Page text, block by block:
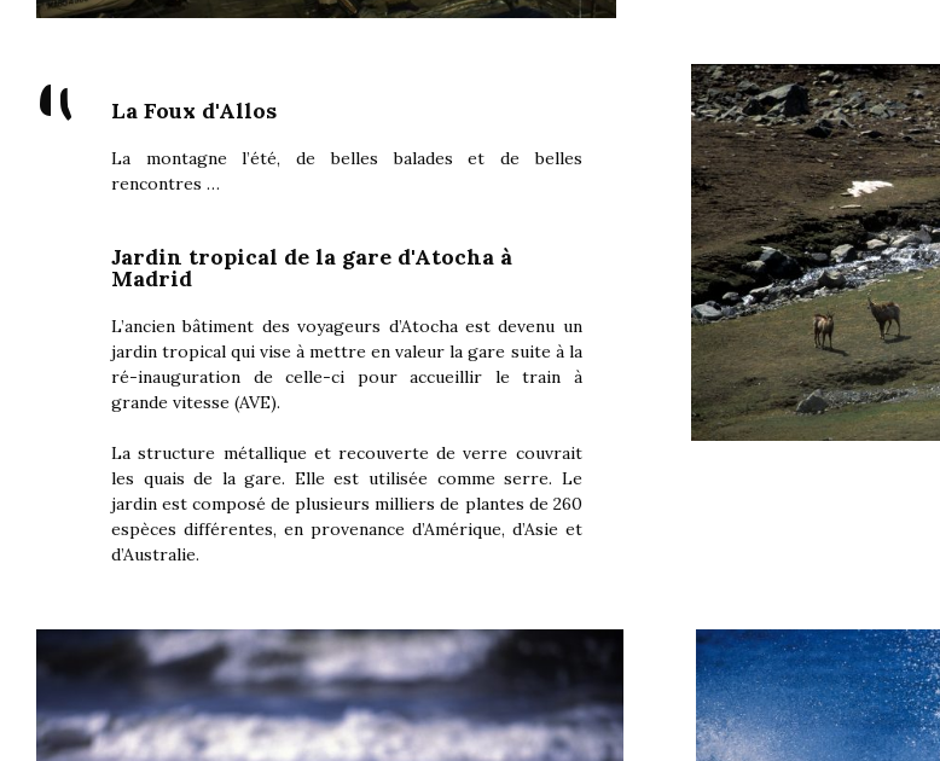
" La Foux d'Allos
La montagne l’été, de belles balades et de belles
rencontres …
Jardin tropical de la gare d'Atocha à
Madrid
L’ancien bâtiment des voyageurs d’Atocha est devenu un
jardin tropical qui vise à mettre en valeur la gare suite à la
ré-inauguration de celle-ci pour accueillir le train à
grande vitesse (AVE).
La structure métallique et recouverte de verre couvrait
les quais de la gare. Elle est utilisée comme serre. Le
jardin est composé de plusieurs milliers de plantes de 260
espèces différentes, en provenance d’Amérique, d’Asie et
d’Australie.